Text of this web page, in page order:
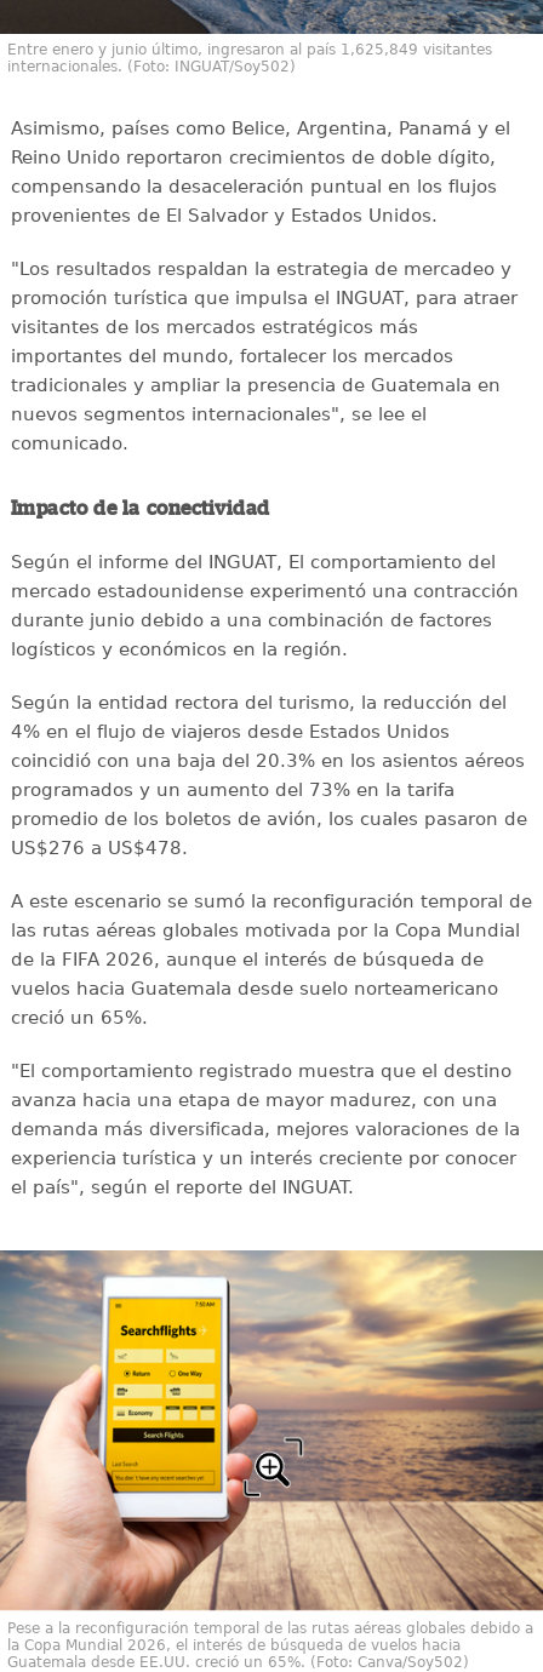
Entre enero y junio último, ingresaron al país 1,625,849 visitantes
internacionales. (Foto: INGUAT/Soy502)
Asimismo, países como Belice, Argentina, Panamá y el
Reino Unido reportaron crecimientos de doble dígito,
compensando la desaceleración puntual en los flujos
provenientes de El Salvador y Estados Unidos.
"Los resultados respaldan la estrategia de mercadeo y
promoción turística que impulsa el INGUAT, para atraer
visitantes de los mercados estratégicos más
importantes del mundo, fortalecer los mercados
tradicionales y ampliar la presencia de Guatemala en
nuevos segmentos internacionales", se lee el
comunicado.
Impacto de la conectividad
Según el informe del INGUAT, El comportamiento del
mercado estadounidense experimentó una contracción
durante junio debido a una combinación de factores
logísticos y económicos en la región.
Según la entidad rectora del turismo, la reducción del
4% en el flujo de viajeros desde Estados Unidos
coincidió con una baja del 20.3% en los asientos aéreos
programados y un aumento del 73% en la tarifa
promedio de los boletos de avión, los cuales pasaron de
US$276 a US$478.
A este escenario se sumó la reconfiguración temporal de
las rutas aéreas globales motivada por la Copa Mundial
de la FIFA 2026, aunque el interés de búsqueda de
vuelos hacia Guatemala desde suelo norteamericano
creció un 65%.
"El comportamiento registrado muestra que el destino
avanza hacia una etapa de mayor madurez, con una
demanda más diversificada, mejores valoraciones de la
experiencia turística y un interés creciente por conocer
el país", según el reporte del INGUAT.
Pese a la reconfiguración temporal de las rutas aéreas globales debido a
la Copa Mundial 2026, el interés de búsqueda de vuelos hacia
Guatemala desde EE.UU. creció un 65%. (Foto: Canva/Soy502)